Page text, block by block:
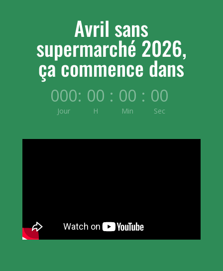
Avril sans
supermarché 2026,
ça commence dans
000
Jour
: 00
H
: 00
Min
: 00
Sec